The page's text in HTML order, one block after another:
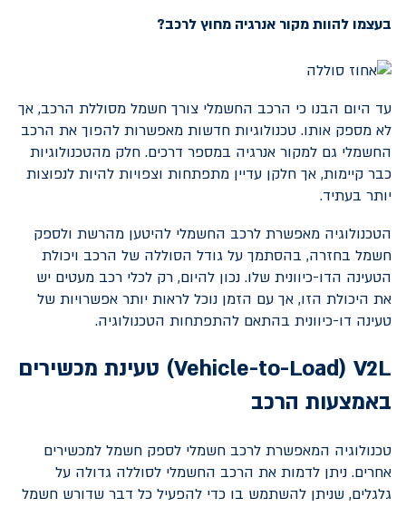
בעצמו להוות מקור אנרגיה מחוץ לרכב?
עד היום הבנו כי הרכב החשמלי צורך חשמל מסוללת הרכב, אך
לא מספק אותו. טכנולוגיות חדשות מאפשרות להפוך את הרכב
החשמלי גם למקור אנרגיה במספר דרכים. חלק מהטכנולוגיות
כבר קיימות, אך חלקן עדיין מתפתחות וצפויות להיות לנפוצות
יותר בעתיד.
הטכנולוגיה מאפשרת לרכב החשמלי להיטען מהרשת ולספק
חשמל בחזרה, בהסתמך על גודל הסוללה של הרכב ויכולת
הטעינה הדו-כיוונית שלו. נכון להיום, רק לכלי רכב מעטים יש
את היכולת הזו, אך עם הזמן נוכל לראות יותר אפשרויות של
טעינה דו-כיוונית בהתאם להתפתחות הטכנולוגיה.
V2L
(
Vehicle-to-Load) טעינת מכשירים
באמצעות הרכב
טכנולוגיה המאפשרת לרכב חשמלי לספק חשמל למכשירים
אחרים. ניתן לדמות את הרכב החשמלי לסוללה גדולה על
גלגלים, שניתן להשתמש בו כדי להפעיל כל דבר שדורש חשמל